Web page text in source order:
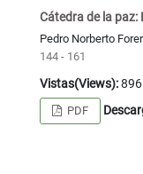
Cátedra de la paz:
Pedro Norberto
144 - 161
Vistas(Views):896
PDF